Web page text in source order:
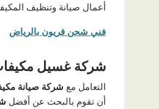
أعمال صيانة وتنظيف
فني شحن فريون بالرياض
شركة غسيل
التعامل مع شركة صيانة
أن تقوم بالبحث عن أفضل